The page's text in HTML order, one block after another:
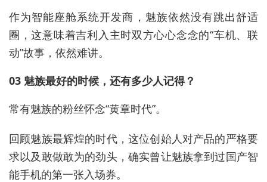
作为智能座舱系统开发商，魅族依然没有跳出舒适
圈，这意味着吉利入主时双方心心念念的“车机、联
动”故事，依然难讲。
03 魅族最好的时候，还有多少人记得？
常有魅族的粉丝怀念“黄章时代”。
回顾魅族最辉煌的时代，这位创始人对产品的严格要
求以及敢做敢为的劲头，确实曾让魅族拿到过国产智
能手机的第一张入场券。